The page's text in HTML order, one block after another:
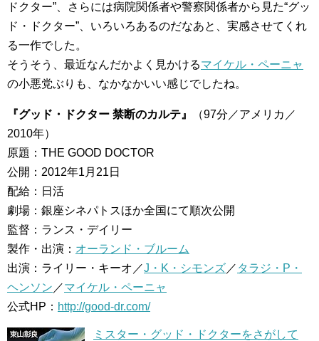
ドクター”、さらには病院関係者や警察関係者から見た“グッ
ド・ドクター”、いろいろあるのだなあと、実感させてくれ
る一作でした。
そうそう、最近なんだかよく見かけるマイケル・ペーニャ
の小悪党ぶりも、なかなかいい感じでしたね。
『グッド・ドクター 禁断のカルテ』
（97分／アメリカ／
2010年）
原題：THE GOOD DOCTOR
公開：2012年1月21日
配給：日活
劇場：銀座シネパトスほか全国にて順次公開
監督：ランス・デイリー
製作・出演： オーランド・ブルーム
出演：ライリー・キーオ／J・K・シモンズ／ タラジ・P・
ヘンソン ／マイケル・ペーニャ
公式HP： http://good-dr.com/
ミスター・グッド・ドクターをさがして